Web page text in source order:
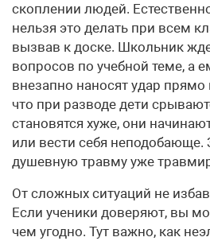
скоплении людей.
нельзя это делать при всем
вызвав к доске. Школьник
вопросов по учебной теме, а
внезапно наносят удар прямо
что при разводе дети
становятся хуже, они
или вести себя неподобающе.
душевную травму уже
От сложных ситуаций не
Если ученики доверяют, вы
чем угодно. Тут важно, как